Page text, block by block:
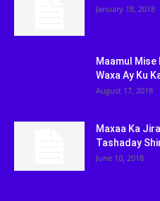
January 18, 2018
Maamul
Waxa Ay Ku
August 17, 2018
Maxaa Ka
Tashaday
June 10, 2018